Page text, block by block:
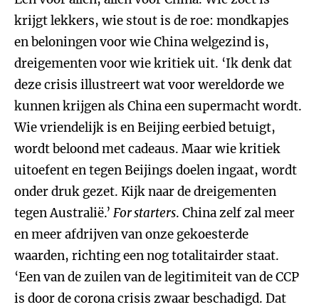
krijgt lekkers, wie stout is de roe: mondkapjes
en beloningen voor wie China welgezind is,
dreigementen voor wie kritiek uit. ‘Ik denk dat
deze crisis illustreert wat voor wereldorde we
kunnen krijgen als China een supermacht wordt.
Wie vriendelijk is en Beijing eerbied betuigt,
wordt beloond met cadeaus. Maar wie kritiek
uitoefent en tegen Beijings doelen ingaat, wordt
onder druk gezet. Kijk naar de dreigementen
tegen Australië.’ For starters. China zelf zal meer
en meer afdrijven van onze gekoesterde
waarden, richting een nog totalitairder staat.
‘Een van de zuilen van de legitimiteit van de CCP
is door de corona crisis zwaar beschadigd. Dat